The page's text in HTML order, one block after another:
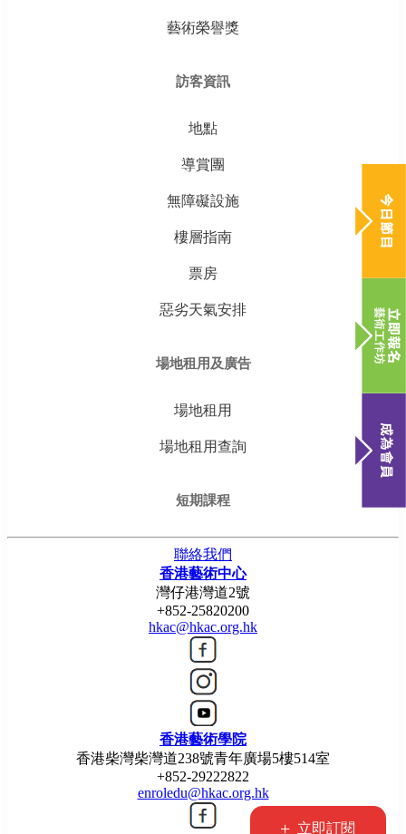
+ 立即訂閱
藝術榮譽獎
訪客資訊
地點
導賞團
無障礙設施
樓層指南
票房
惡劣天氣安排
場地租用及廣告
場地租用
場地租用查詢
短期課程
聯絡我們
香港藝術中心
灣仔港灣道2號
+852-25820200
hkac@hkac.org.hk
香港藝術學院
香港柴灣柴灣道238號青年廣場5樓514室
+852-29222822
enroledu@hkac.org.hk